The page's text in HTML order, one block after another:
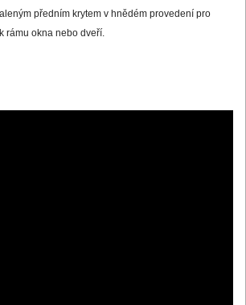
předním krytem v hnědém provedení pro
rámu okna nebo dveří.